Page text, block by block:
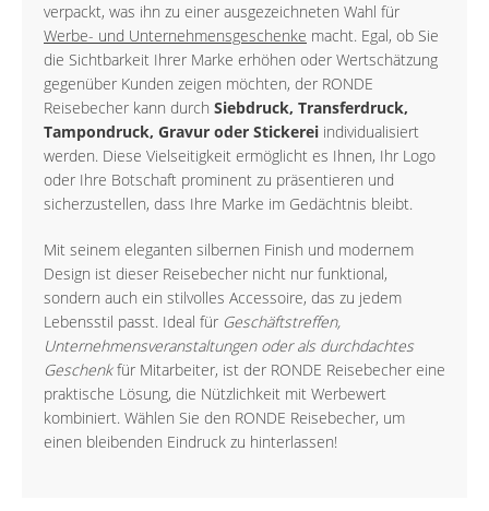
verpackt, was ihn zu einer ausgezeichneten Wahl für
Werbe- und Unternehmensgeschenke macht. Egal, ob Sie
die Sichtbarkeit Ihrer Marke erhöhen oder Wertschätzung
gegenüber Kunden zeigen möchten, der RONDE
Reisebecher kann durch Siebdruck, Transferdruck,
Tampondruck, Gravur oder Stickerei individualisiert
werden. Diese Vielseitigkeit ermöglicht es Ihnen, Ihr Logo
oder Ihre Botschaft prominent zu präsentieren und
sicherzustellen, dass Ihre Marke im Gedächtnis bleibt.
Mit seinem eleganten silbernen Finish und modernem
Design ist dieser Reisebecher nicht nur funktional,
sondern auch ein stilvolles Accessoire, das zu jedem
Lebensstil passt. Ideal für Geschäftstreffen,
Unternehmensveranstaltungen oder als durchdachtes
Geschenkfür Mitarbeiter, ist der RONDE Reisebecher eine
praktische Lösung, die Nützlichkeit mit Werbewert
kombiniert. Wählen Sie den RONDE Reisebecher, um
einen bleibenden Eindruck zu hinterlassen!